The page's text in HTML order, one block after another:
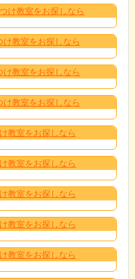
け教室をお探しなら
教室をお探しなら
教室をお探しなら
け教室をお探しなら
教室をお探しなら
教室をお探しなら
教室をお探しなら
教室をお探しなら
教室をお探しなら